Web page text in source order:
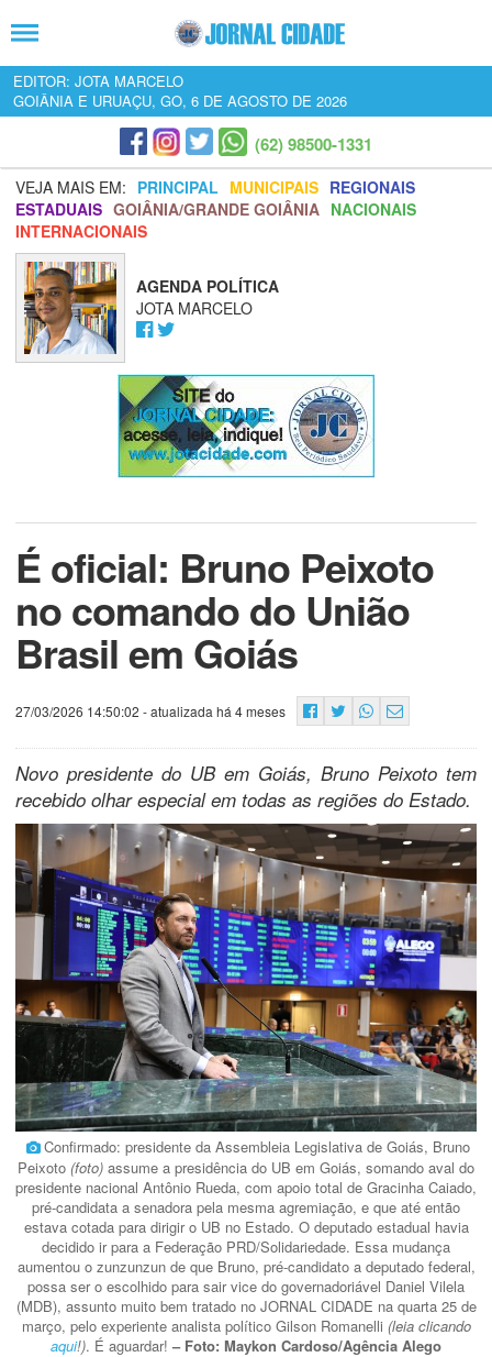
EDITOR: JOTA MARCELO
GOIÂNIA E URUAÇU, GO, 6 DE AGOSTO DE 2026
(62) 98500-1331
VEJA MAIS EM: PRINCIPAL MUNICIPAIS REGIONAIS
ESTADUAIS GOIÂNIA/GRANDE GOIÂNIA NACIONAIS
INTERNACIONAIS
AGENDA POLÍTICA
JOTA MARCELO
É oficial: Bruno Peixoto
no comando do União
Brasil em Goiás
27/03/2026 14:50:02 - atualizada há 4 meses
Novo presidente do UB em Goiás, Bruno Peixoto tem
recebido olhar especial em todas as regiões do Estado.
Confirmado: presidente da Assembleia Legislativa de Goiás, Bruno
Peixoto (foto) assume a presidência do UB em Goiás, somando aval do
presidente nacional Antônio Rueda, com apoio total de Gracinha Caiado,
pré-candidata a senadora pela mesma agremiação, e que até então
estava cotada para dirigir o UB no Estado. O deputado estadual havia
decidido ir para a Federação PRD/Solidariedade. Essa mudança
aumentou o zunzunzun de que Bruno, pré-candidato a deputado federal,
possa ser o escolhido para sair vice do governadoriável Daniel Vilela
(MDB), assunto muito bem tratado no JORNAL CIDADE na quarta 25 de
março, pelo experiente analista político Gilson Romanelli (leia clicando
aqui!). É aguardar! – Foto: Maykon Cardoso/Agência Alego